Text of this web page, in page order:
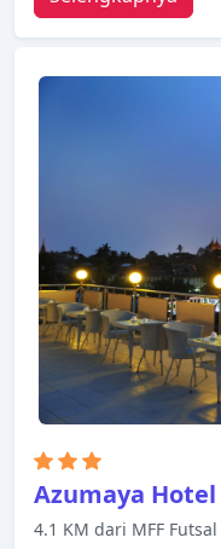
kebersihan harian,
jam hanyalah
ditawarkan. Kamar
kamar bebas asap
Pulihkan diri Anda
dalam
fasilitas rekreasi di
kebugaran, sauna,
spa, pijat. Staf
dan dekat dengan
merupakan tiga
menginap di Inya
Azumaya
4.1 KM dari MFF